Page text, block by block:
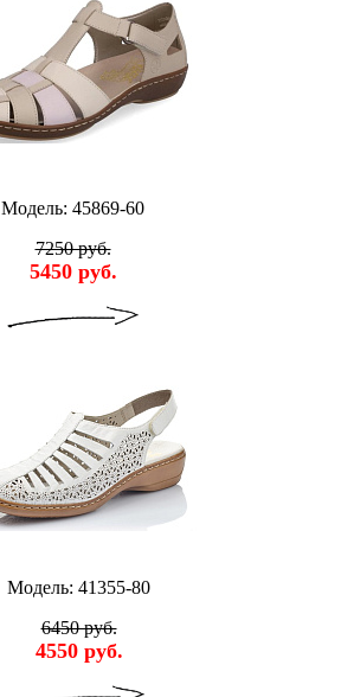
Модель: 45869-60
7250 руб.
5450 руб.
Модель: 41355-80
6450 руб.
4550 руб.